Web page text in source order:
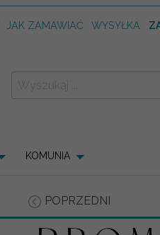
JAK ZAMAWIAĆ WYSYŁKA
KOMUNIA
POPRZEDNI